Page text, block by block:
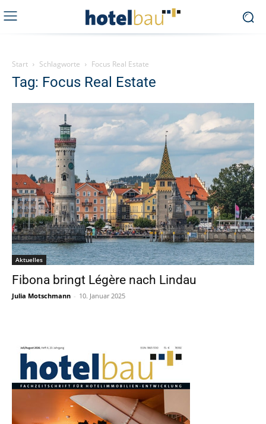
Start Schlagworte Focus Real Estate
Tag: Focus Real Estate
Aktuelles
Fibona bringt Légère nach Lindau
Julia Motschmann - 10. Januar 2025